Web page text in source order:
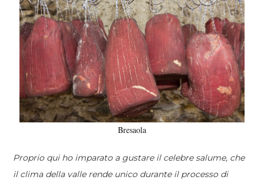
Bresaola
Proprio qui ho imparato a gustare il celebre salume, che
il clima della valle rende unico durante il processo di